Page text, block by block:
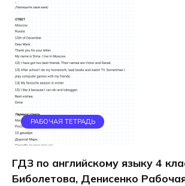
РАБОЧАЯ ТЕТРАДЬ
ГДЗ по английскому языку 4
Биболетова, Денисенко